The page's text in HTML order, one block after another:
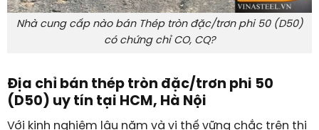
Nhà cung cấp nào bán Thép tròn đặc/trơn phi 50 (D50)
có chứng chỉ CO, CQ?
Địa chỉ bán thép tròn đặc/trơn phi 50
(D50) uy tín tại HCM, Hà Nội
Với kinh nghiệm lâu năm và vị thế vững chắc trên thị